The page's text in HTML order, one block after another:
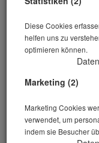
Diese Cookies
helfen uns zu
optimieren können.
Marketing (2)
Marketing Cookies
verwendet, um
indem sie Besucher